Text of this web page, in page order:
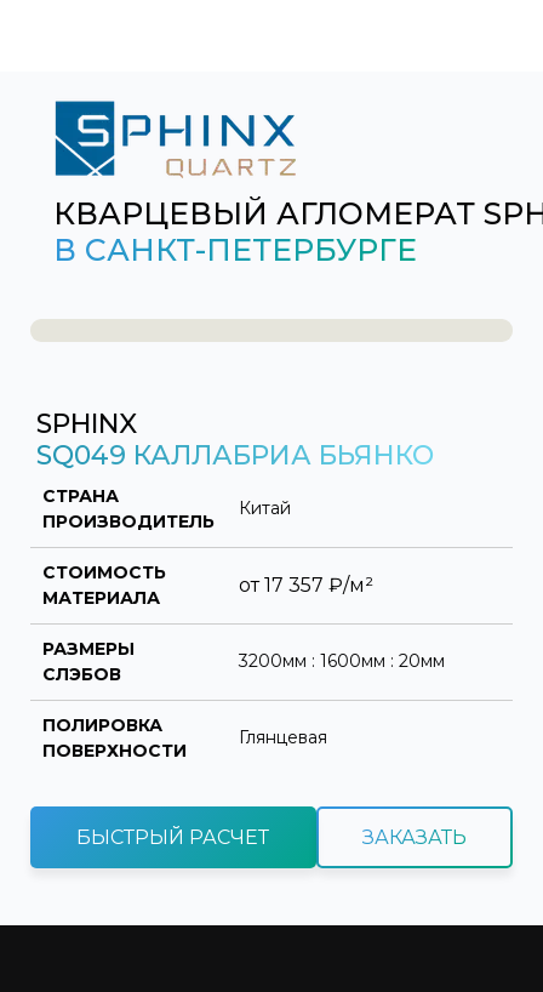
КВАРЦЕВЫЙ АГЛОМЕРАТ
В САНКТ-ПЕТЕРБУРГЕ
SPHINX
SQ049 КАЛЛАБРИА БЬЯНКО
СТРАНА
ПРОИЗВОДИТЕЛЬ
Китай
СТОИМОСТЬ
МАТЕРИАЛА
от17 357 ₽/м²
РАЗМЕРЫ
СЛЭБОВ
3200мм : 1600мм : 20мм
ПОЛИРОВКА
ПОВЕРХНОСТИ
Глянцевая
БЫСТРЫЙ РАСЧЕТ ЗАКАЗАТЬ